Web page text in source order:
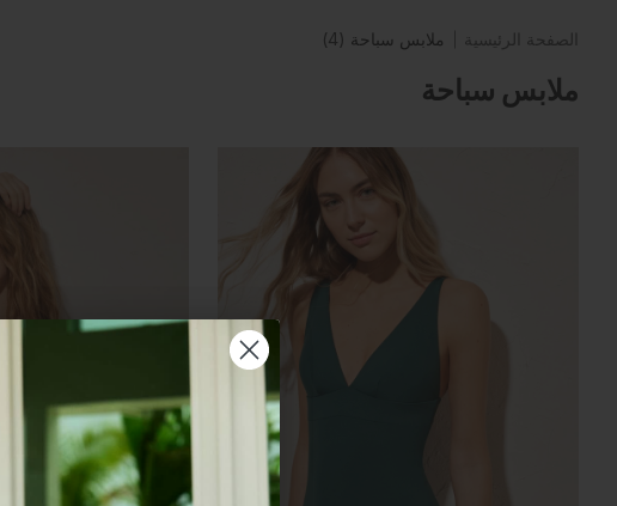
الصفحة الرئيسية ملابس سباحة (4)
ملابس سباحة